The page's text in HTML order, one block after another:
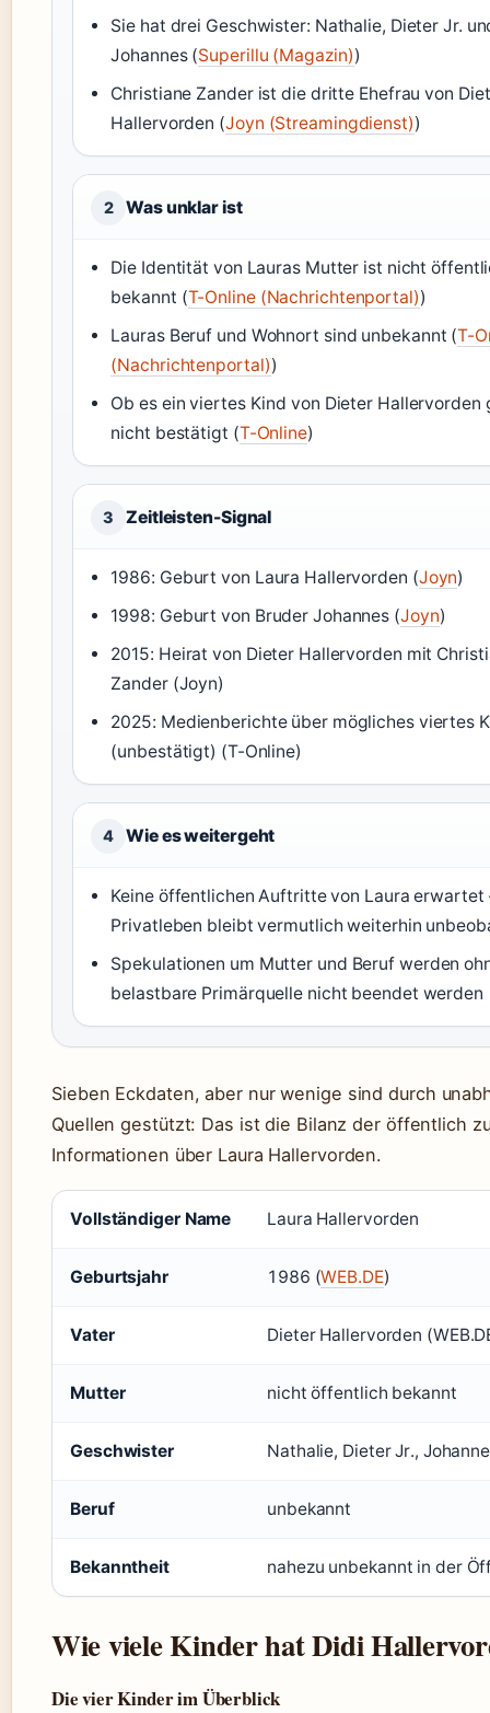
Sie hat drei Geschwister: Nathalie, Dieter Jr.
Johannes (Superillu (Magazin))
Christiane Zander ist die dritte Ehefrau von
Hallervorden (Joyn (Streamingdienst))
2 Was unklar ist
Die Identität von Lauras Mutter ist nicht
bekannt (T-Online (Nachrichtenportal))
Lauras Beruf und Wohnort sind unbekannt (T-
(Nachrichtenportal))
Ob es ein viertes Kind von Dieter Hallervorden
nicht bestätigt (T-Online)
3 Zeitleisten-Signal
1986: Geburt von Laura Hallervorden (Joyn)
1998: Geburt von Bruder Johannes (Joyn)
2015: Heirat von Dieter Hallervorden mit
Zander (Joyn)
2025: Medienberichte über mögliches viertes
(unbestätigt) (T-Online)
4 Wie es weitergeht
Keine öffentlichen Auftritte von Laura erwartet
Privatleben bleibt vermutlich weiterhin
Spekulationen um Mutter und Beruf werden
belastbare Primärquelle nicht beendet werden
Sieben Eckdaten, aber nur wenige sind durch
Quellen gestützt: Das ist die Bilanz der öffentlich
Informationen über Laura Hallervorden.
Vollständiger Name Laura Hallervorden
Geburtsjahr 1986 (WEB.DE)
Vater Dieter Hallervorden
Mutter nicht öffentlich bekannt
Geschwister Nathalie, Dieter Jr.,
Beruf unbekannt
Bekanntheit nahezu unbekannt in der
Wie viele Kinder hat Didi
Die vier Kinder im Überblick